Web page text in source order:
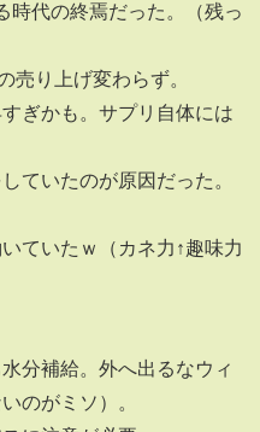
時代の終焉だった。（残っ
売り上げ変わらず。
ぎかも。サプリ自体には
ていたのが原因だった。
ていたｗ（カネ力↑趣味力
分補給。外へ出るなウィ
のがミソ）。